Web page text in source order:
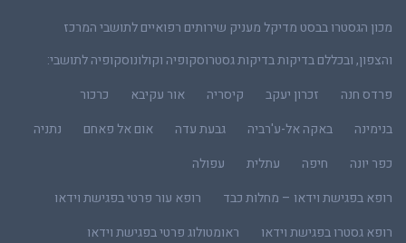
מכון הגסטרו בבסט מדיקל מעניק שירותים רפואיים לתושבי המרכז
והצפון, ובכללם בדיקות בדיקות גסטרוסקופיה וקולונוסקופיה לתושבי:
פרדס חנה
זכרון יעקב קיסריה אור עקיבא
כרכור
בנימינה
באקה אל-ע'רביה גבעת עדה אום אל פאחם
נתניה
כפר יונה
חיפה עתלית
עפולה
רופא בפגישת וידאו – מחלות כבד
רופא עור פרטי בפגישת וידאו
רופא גסטרו בפגישת וידאו
ראומטולוג פרטי בפגישת וידאו